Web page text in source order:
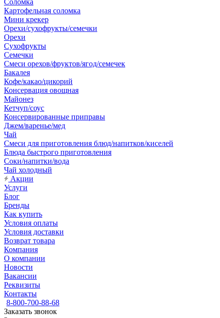
Соломка
Картофельная соломка
Мини крекер
Орехи/сухофрукты/семечки
Орехи
Сухофрукты
Семечки
Смеси орехов/фруктов/ягод/семечек
Бакалея
Кофе/какао/цикорий
Консервация овощная
Майонез
Кетчуп/соус
Консервированные приправы
Джем/варенье/мед
Чай
Смеси для приготовления блюд/напитков/киселей
Блюда быстрого приготовления
Соки/напитки/вода
Чай холодный
Акции
Услуги
Блог
Бренды
Как купить
Условия оплаты
Условия доставки
Возврат товара
Компания
О компании
Новости
Вакансии
Реквизиты
Контакты
8-800-700-88-68
Заказать звонок